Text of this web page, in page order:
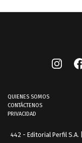
QUIENES SOMOS
CONTÁCTENOS
PRIVACIDAD
442 - Editorial Perfil S.A.